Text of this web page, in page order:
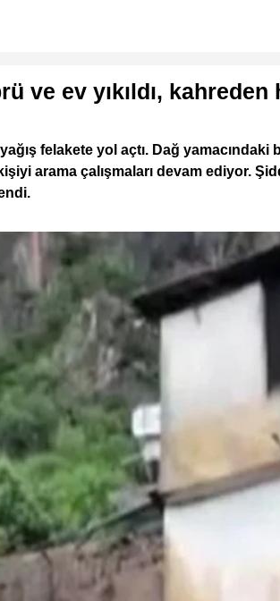
ve ev yıkıldı,
felakete yol açtı. Dağ
arama çalışmaları devam